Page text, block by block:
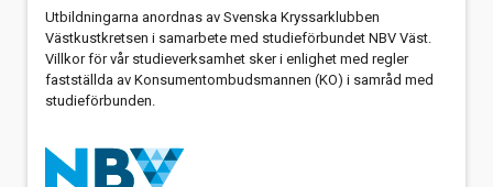
Utbildningarna anordnas av Svenska Kryssarklubben
Västkustkretsen i samarbete med studieförbundet NBV Väst.
Villkor för vår studieverksamhet sker i enlighet med regler
fastställda av Konsumentombudsmannen (KO) i samråd med
studieförbunden.